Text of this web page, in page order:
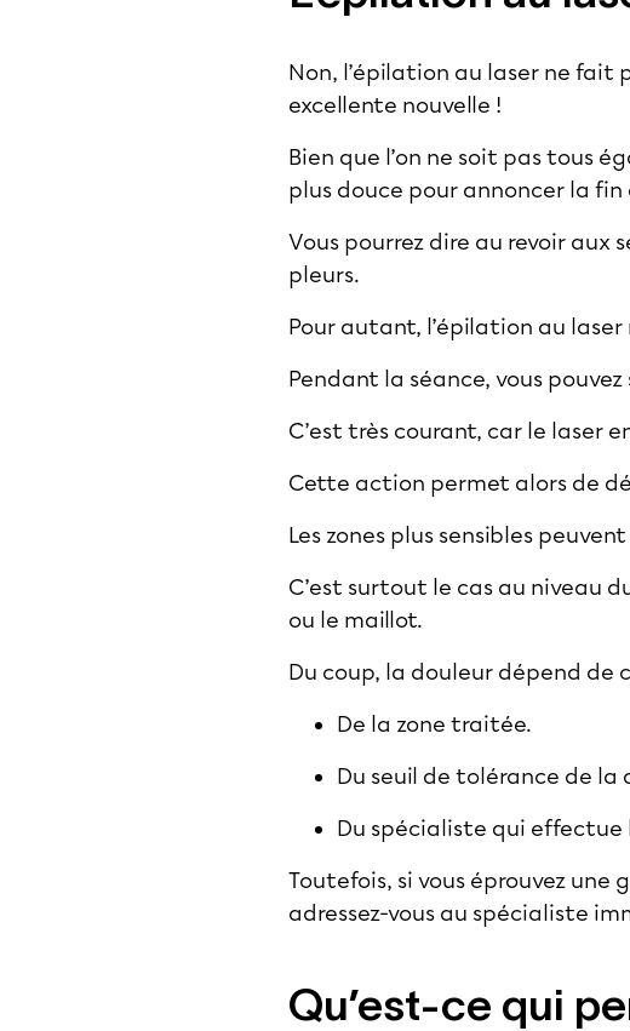
Non, l’épilation au laser ne fait
excellente nouvelle !
Bien que l’on ne soit pas tous
plus douce pour annoncer la fin
Vous pourrez dire au revoir aux
pleurs.
Pour autant, l’épilation au
Pendant la séance, vous
C’est très courant, car le laser
Cette action permet alors de
Les zones plus sensibles
C’est surtout le cas au niveau
ou le maillot.
Du coup, la douleur dépend
De la zone traitée.
Du seuil de tolérance de la
Du spécialiste qui effectue
Toutefois, si vous éprouvez une
adressez-vous au spécialiste
Qu’est-ce qui